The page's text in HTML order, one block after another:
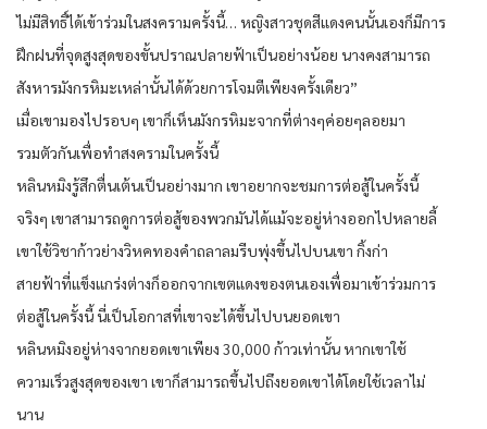
ไม่มีสิทธิ์ได้เข้าร่วมในสงครามครั้งนี้… หญิงสาวชุดสีแดงคนนั้นเองก็มีการ
ฝึกฝนที่จุดสูงสุดของขั้นปราณปลายฟ้าเป็นอย่างน้อย นางคงสามารถ
สังหารมังกรหิมะเหล่านั้นได้ด้วยการโจมตีเพียงครั้งเดียว”
เมื่อเขามองไปรอบๆ เขาก็เห็นมังกรหิมะจากที่ต่างๆค่อยๆลอยมา
รวมตัวกันเพื่อทำสงครามในครั้งนี้
หลินหมิงรู้สึกตื่นเต้นเป็นอย่างมาก เขาอยากจะชมการต่อสู้ในครั้งนี้
จริงๆ เขาสามารถดูการต่อสู้ของพวกมันได้แม้จะอยู่ห่างออกไปหลายลี้
เขาใช้วิชาก้าวย่างวิหคทองคำถลาลมรีบพุ่งขึ้นไปบนเขา กิ้งก่า
สายฟ้าที่แข็งแกร่งต่างก็ออกจากเขตแดงของตนเองเพื่อมาเข้าร่วมการ
ต่อสู้ในครั้งนี้ นี่เป็นโอกาสที่เขาจะได้ขึ้นไปบนยอดเขา
หลินหมิงอยู่ห่างจากยอดเขาเพียง 30,000 ก้าวเท่านั้น หากเขาใช้
ความเร็วสูงสุดของเขา เขาก็สามารถขึ้นไปถึงยอดเขาได้โดยใช้เวลาไม่
นาน